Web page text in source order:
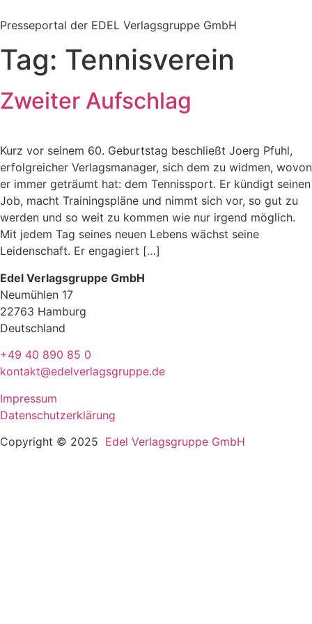
Inhalt
Presseportal der EDEL Verlagsgruppe GmbH
Tag: Tennisverein
Zweiter Aufschlag
Kurz vor seinem 60. Geburtstag beschließt Joerg Pfuhl,
erfolgreicher Verlagsmanager, sich dem zu widmen, wovon
er immer geträumt hat: dem Tennissport. Er kündigt seinen
Job, macht Trainingspläne und nimmt sich vor, so gut zu
werden und so weit zu kommen wie nur irgend möglich.
Mit jedem Tag seines neuen Lebens wächst seine
Leidenschaft. Er engagiert […]
Edel Verlagsgruppe GmbH
Neumühlen 17
22763 Hamburg
Deutschland
+49 40 890 85 0
kontakt@edelverlagsgruppe.de
Impressum
Datenschutzerklärung
Copyright © 2025 Edel Verlagsgruppe GmbH